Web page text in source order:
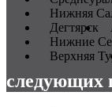
Нижняя
Дегтярск
Нижние
Верхняя
следующих